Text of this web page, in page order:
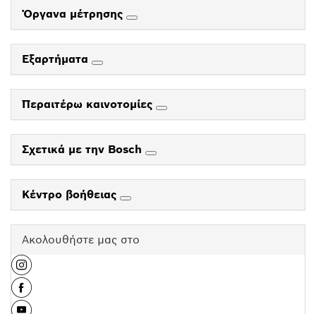
Όργανα μέτρησης
Εξαρτήματα
Περαιτέρω καινοτομίες
Σχετικά με την Bosch
Κέντρο βοήθειας
Ακολουθήστε μας στο